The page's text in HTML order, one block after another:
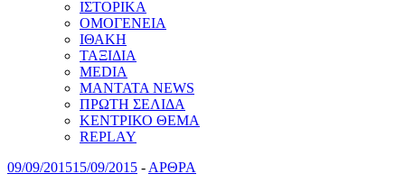
ΙΣΤΟΡΙΚΑ
ΟΜΟΓΕΝΕΙΑ
ΙΘΑΚΗ
ΤΑΞΙΔΙΑ
MEDIA
MANTATA NEWS
ΠΡΩΤΗ ΣΕΛΙΔΑ
ΚΕΝΤΡΙΚΟ ΘΕΜΑ
REPLAY
09/09/201515/09/2015 - ΑΡΘΡΑ